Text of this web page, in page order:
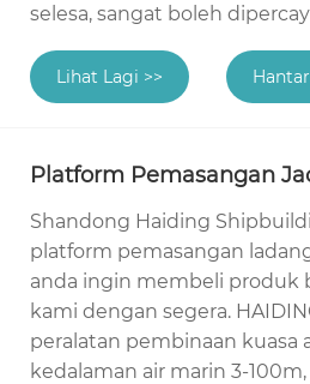
selesa, sangat boleh
Lihat Lagi >>
Platform Pemasangan
Shandong Haiding
platform pemasangan
anda ingin membeli produk
kami dengan segera.
peralatan pembinaan
kedalaman air marin 3-